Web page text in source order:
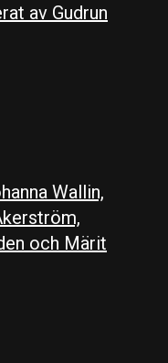
av Gudrun
Wallin,
och Märit